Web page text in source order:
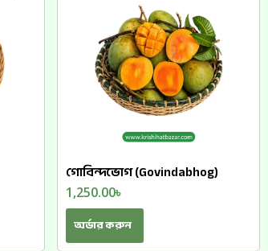
গোবিন্দভোগ (Govindabhog)
1,250.00৳
অর্ডার করুন